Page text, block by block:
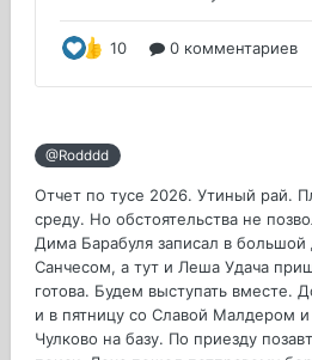
@Rodddd
Отчет по тусе 2026. Утиный рай.
среду. Но обстоятельства не
Дима Барабуля записал в
Санчесом, а тут и Леша Удача
готова. Будем выступать вместе.
и в пятницу со Славой Малдером
Чулково на базу. По приезду